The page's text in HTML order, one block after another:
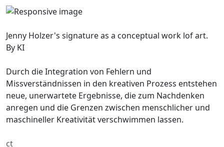
Jenny Holzer's signature as a conceptual work lof art.
By KI
Durch die Integration von Fehlern und
Missverständnissen in den kreativen Prozess entstehen
neue, unerwartete Ergebnisse, die zum Nachdenken
anregen und die Grenzen zwischen menschlicher und
maschineller Kreativität verschwimmen lassen.
ct